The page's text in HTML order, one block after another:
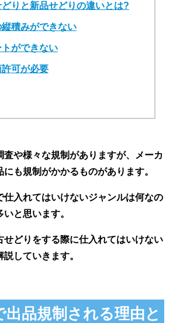
りと新品せどりの違いとは?
積みができない
トができない
可が必要
査や様々な規制がありますが、メーカ
も規制がかかるものがあります。
仕入れてはいけないジャンルは何なの
と思います。
せどりをする際に仕入れてはいけない
していきます。
品規制される理由と